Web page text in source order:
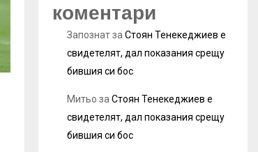
коментари
Запознатза Стоян Тенекеджиев е
свидетелят, дал показания срещу
бившия си бос
Митьо за Стоян Тенекеджиев е
свидетелят, дал показания срещу
бившия си бос